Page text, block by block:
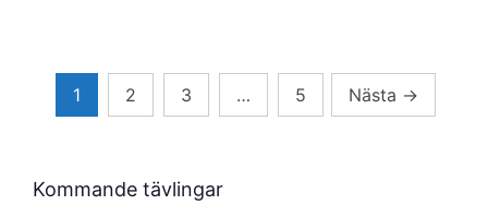
Sidnumrering
1 2 3 … 5 Nästa →
Kommande tävlingar